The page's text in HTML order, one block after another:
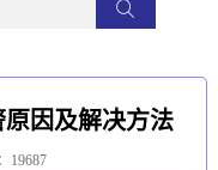
因及解决方法
19687